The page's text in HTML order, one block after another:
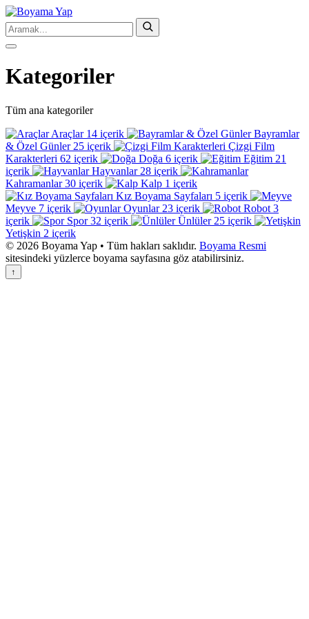
Kategoriler
Tüm ana kategoriler
Araçlar 14 içerik
Bayramlar
& Özel Günler 25 içerik
Çizgi Film
Karakterleri 62 içerik Doğa 6 içerik Eğitim 21
içerik
Hayvanlar 28 içerik
Kahramanlar 30 içerik Kalp 1 içerik
Kız Boyama Sayfaları 5 içerik
Meyve 7 içerik Oyunlar 23 içerik Robot 3
içerik
Spor 32 içerik Ünlüler 25 içerik
Yetişkin 2 içerik
© 2026 Boyama Yap • Tüm hakları saklıdır. Boyama Resmi
sitesindeki yüzlerce boyama sayfasına göz atabilirsiniz.
↑